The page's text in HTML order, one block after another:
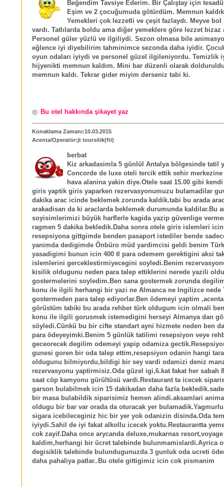
Beğendim Tavsiye Ederim. Bir Çalıştay için
Eşim ve 2 çocuğumuda götürdüm. Memnun
Yemekleri çok lezzetli ve çeşit fazlaydı. Meyve bol
vardı. Tatlılarda boldu ama diğer yemeklere göre lezzet bizaz
Personel güler yüzlü ve ilgiliydi. Sezon olmasa bile
eğlence iyi diyebilirim tahminimce sezonda daha iyidir.
oyun odaları iyiydi ve personel güzel ilgileniyordu. Temizlik
hijyenikti memnun kaldım. Mini bar düzenli olarak
memnun kaldı. Tekrar gider miyim derseniz tabi ki.
Bu otel hakkında şikayet yaz
Konaklama Zamanı:10.03.2015
Acenta/Operatör:jt toursitik(fti)
berbat
Kiz arkadasimla 5 günlül Antalya bölgesinde tatil
Concorde de luxe oteli tercik ettik sehir merkezine
hava alanina yakin diye.Otele saat 15.00 gibi
giris yaptik giris yaparken rezervasyonumuzu bulamadilar
dakika arac icinde beklemek zorunda kaldik.tabi bu arada
arakadisan da ki araclarda beklemek durumunda kaldilar.Bu
soyisimlerimizi büyük harflerle kagida yazip güvenlige
ragmen 5 dakika bekledik.Daha sonra otele giris islemleri icin
resepsiyona gittgimde benden pasaport istediler bende
yanimda dedigimde Önbüro müd yardimcisi geldi benim
yasadigimi bunun icin 400 tl para odemem gerektigini aksi
islemlerini gerceklestirmiyecegini soyledi.Benim
kisilik oldugunu neden para talep ettiklerini nerede yazili
gostermelerini soyledim.Ben sana gostermek zorunda
konu ile ilgili herhangi bir yazi ne Almanca ne Ingilizce nede
gostermeden para talep ediyorlar.Ben ödemeyi yaptim
görüstüm tabiki bu arada rehber türk oldugum icin olmali
konu ile ilgili gorusmek istemedigini herseyi Almanya dan
söyledi.Cünkü bu bir cifte standart ayni hizmete neden ben
para ödeyeyimki.Benim 5 günlük tatilimi resepsiyon veye
geceorecek degilim odemeyi yapip odamiza
gunesi goren bir oda talep ettim,resepsiyon odanin hangi
oldugunu bilmiyordu,bildigi bir sey vardi odamizi deniz
rezervasyonu yaptirmisiz.Oda güzel igi,6.kat fakat her sabah
saat cöp kamyonu gürültüsü vardi.Restaurant ta icecek
garson bulabilmek icin 15 dakikadan daha fazla
bir masa bulabildik siparisimiz hemen alindi.aksamlari
oldugu bir bar var orada da oturacak yer
sigara icebileceginiz hic bir yer yok odanizin disinda.Oda
iyiydi.Sahil de iyi fakat alkollu icecek yoktu.Restaurantta
cok zayif.Daha once arycanda deluxe,mukarnas
kaldim,herhangi bir ücret talebinde bulunmamislardi.Ayrica
degisiklik talebinde bulundugunuzda 3 gunluk oda ucreti
daha pahaliya patlar..Bu otele gittigimiz icin cok pismanim